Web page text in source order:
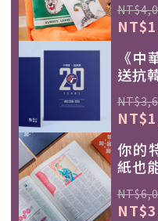
《
送抗
你的
紙也